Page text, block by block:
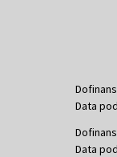
Data
Data